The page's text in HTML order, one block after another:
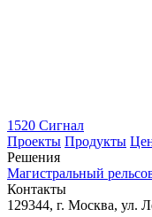
1520 Сигнал
Проекты Продукты
Решения
Магистральный
Контакты
129344, г. Москва, ул.